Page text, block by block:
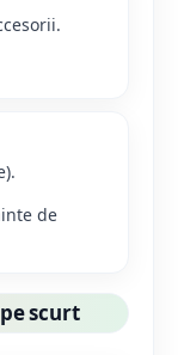
de
scurt